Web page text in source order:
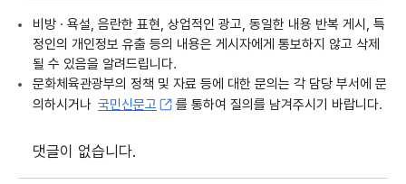
비방 · 욕설, 음란한 표현, 상업적인 광고, 동일한 내용 반복 게시, 특
정인의 개인정보 유출 등의 내용은 게시자에게 통보하지 않고 삭제
될 수 있음을 알려드립니다.
문화체육관광부의 정책 및 자료 등에 대한 문의는 각 담당 부서에 문
의하시거나 국민신문고 를 통하여 질의를 남겨주시기 바랍니다.
댓글이 없습니다.